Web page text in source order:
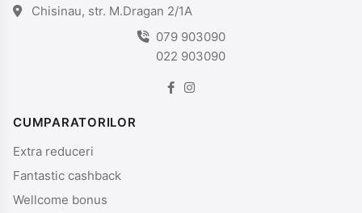
Chisinau, str. M.Dragan 2/1A
079 903090
022 903090
CUMPARATORILOR
Extra reduceri
Fantastic cashback
Wellcome bonus